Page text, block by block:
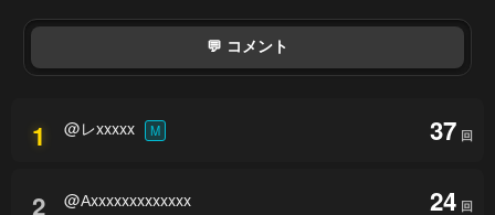
💬 コメント
1 @レxxxxx M 37 回
2 @Аxxxxxxxxxxxxx 24 回